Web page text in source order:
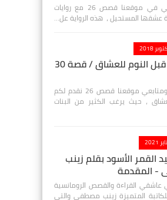
مرحباً بكم أصدقائي وأحبابي في موقعنا قصص 26 مع روايات
عشقها المستحيل ، هذه الرواية عل…
حواديت قبل النوم للعشاق / قصة 30
مرحباً بكم جميع أصدقائي ومتابعي موقعنا قصص 26 نقدم لكم
، حيث يرغب الكثير من البنات
القمر الأسود بقلم زينب
المقدمة
عاشقي القراءة والقصص الرومانسية
المتميزة زينب مصطفى والتي